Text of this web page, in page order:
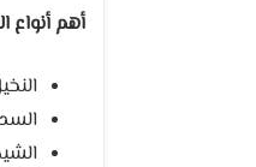
أهم أنواع